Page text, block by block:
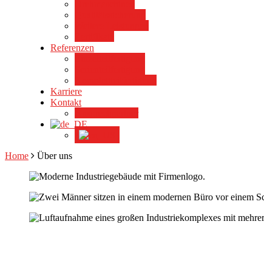
Referenzen
Karriere
Kontakt
Home Über uns